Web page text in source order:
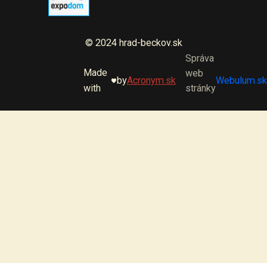
© 2024 hrad-beckov.sk
Made
with
byAcronym.sk
Správa
web
stránky
Webulum.sk